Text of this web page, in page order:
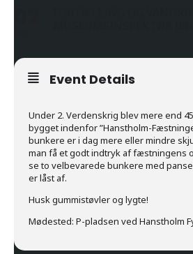
Event Details
Under 2. Verdenskrig blev mere end
bygget indenfor ”Hanstholm-
bunkere er i dag mere eller mindre
man få et godt indtryk af fæstningens
se to velbevarede bunkere med
er låst af.
Husk gummistøvler og lygte!
Mødested: P-pladsen ved Hanstholm